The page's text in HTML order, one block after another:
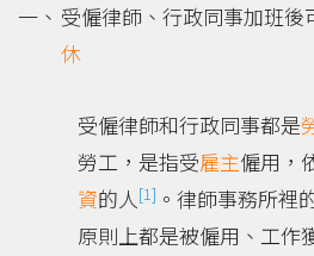
受僱律師、行政同事加班後
休
受僱律師和行政同事都是
勞工，是指受雇主僱用，
資的人[1] 。律師事務所裡
原則上都是被僱用、工作